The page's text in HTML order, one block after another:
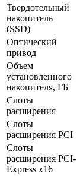
Твердотельный
накопитель
(SSD)
Оптический
привод
Объем
установленного
накопителя, ГБ
Слоты
расширения
Слоты
расширения PCI
Слоты
расширения PCI-
Express x16